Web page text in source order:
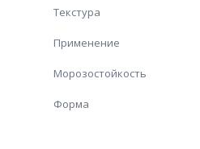
Текстура
Применение
Морозостойкость
Форма